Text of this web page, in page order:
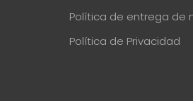
Política de entrega de
Política de Privacidad